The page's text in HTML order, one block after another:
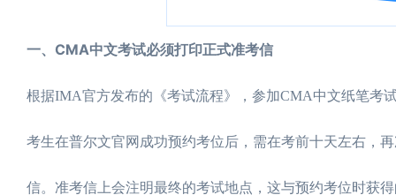
一、CMA中文考试必须打印正式准考信
根据IMA官方发布的《考试流程》，参加CMA中文纸笔考
考生在普尔文官网成功预约考位后，需在考前十天左右，
信。准考信上会注明最终的考试地点，这与预约考位时获